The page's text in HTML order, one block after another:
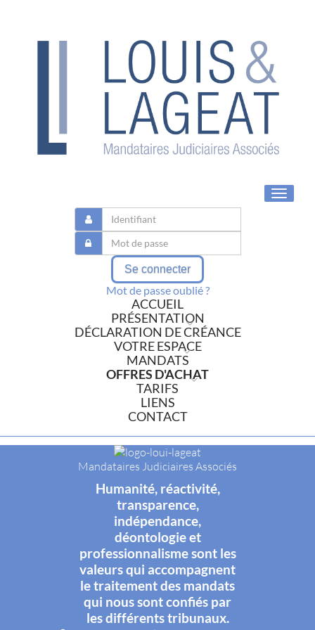
Toggle
Se connecter
Mot de passe oublié ?
ACCUEIL
PRÉSENTATION
DÉCLARATION DE CRÉANCE
VOTRE ESPACE
MANDATS
OFFRES D'ACHAT
TARIFS
LIENS
CONTACT
Mandataires Judiciaires Associés
Humanité, réactivité,
transparence,
indépendance,
déontologie et
professionnalisme sont les
valeurs qui accompagnent
le traitement des mandats
qui nous sont confiés par
les différents tribunaux.